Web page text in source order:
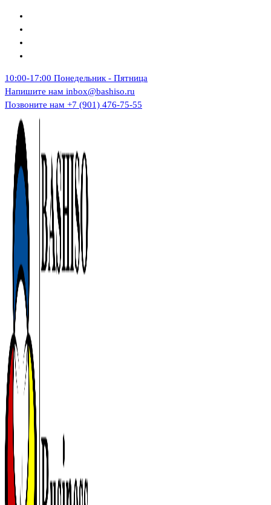
Перейти
содержимому
10:00-17:00 Понедельник - Пятница
Напишите нам inbox@bashiso.ru
Позвоните нам +7 (901) 476-75-55